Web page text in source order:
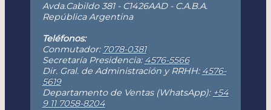
Avda.Cabildo 381 - C1426AAD - C.A.B.A.
República Argentina
Teléfonos:
Conmutador: 7078-0381
Secretaría Presidencia: 4576-5566
Dir. Gral. de Administración y RRHH: 4576-
5619
Departamento de Ventas (WhatsApp): +54
9 11 7058-8204